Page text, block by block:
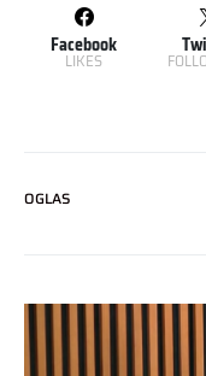
Facebook
LIKES
OGLAS